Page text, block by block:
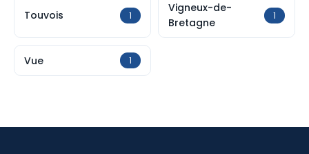
Touvois 1
Vigneux-de-
Bretagne
1
Vue 1